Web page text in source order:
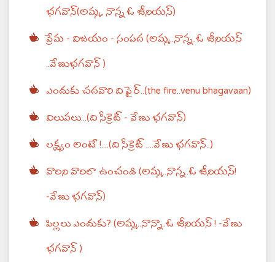
భగవాన్(అమ్మ, నాన్న ఓ జీనియస్)
ప్రేమ - విజయం - సంపద (అమ్మ..నాన్న..ఓ జీనియస్
..వేణుభగవాన్ )
ఎందుకు చదవాలి ది ఫైర్..(the fire..venu bhagavaan)
విలువలు...(ది సీక్రెట్ - వేణు భగవాన్)
లక్ష్యం అంటే !....(ది సీక్రెట్ ....వేణు భగవాన్..)
వారిని వారిలా ఉంచండి (అమ్మ..నాన్న..ఓ జీనియస్!
-వేణు భగవాన్)
పిల్లలు ఎందుకు? (అమ్మ..నాన్నా..ఓ జీనియస్ ! -వేణు
భగవాన్ )